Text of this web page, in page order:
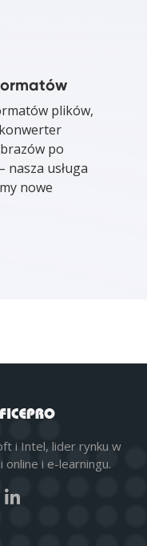
plików,
po
nasza usługa
nowe
i Intel, lider rynku w
i e-learningu.